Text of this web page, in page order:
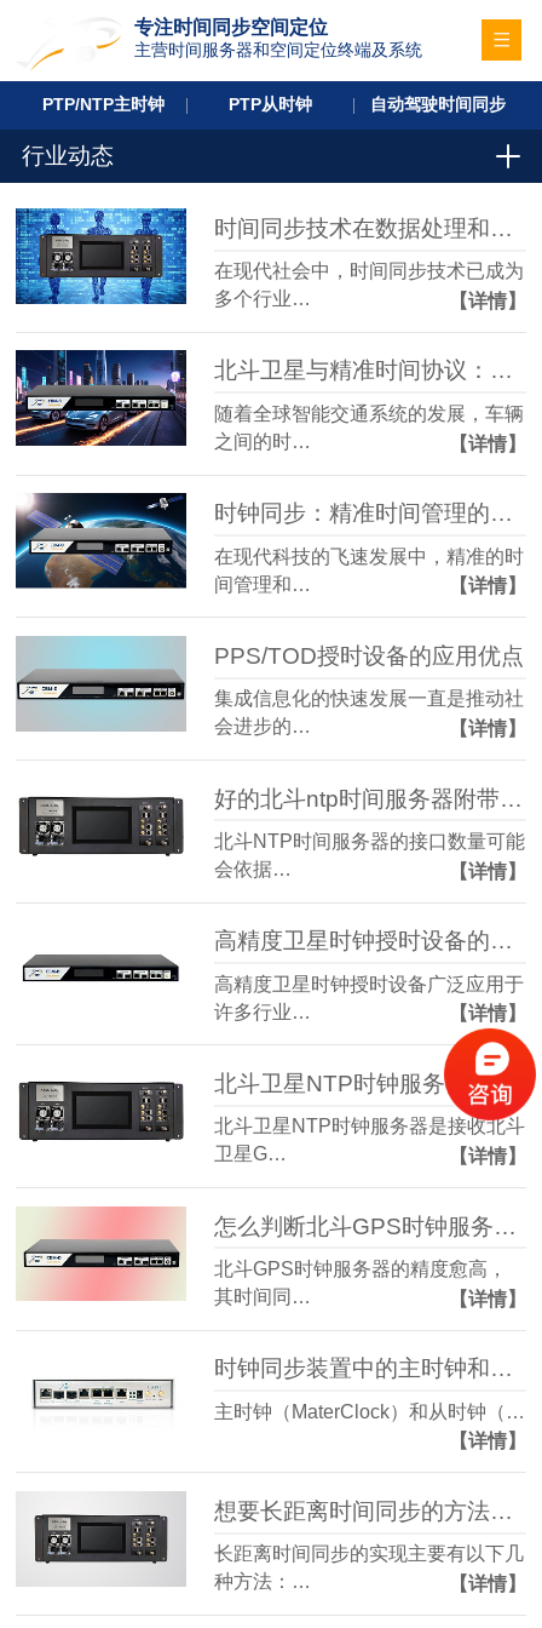
专注时间同步空间定位
主营时间服务器和空间定位终端及系统
PTP/NTP主时钟 PTP从时钟 自动驾驶时间同步
行业动态
时间同步技术在数据处理和能源行业中的关键应用
在现代社会中，时间同步技术已成为
多个行业…
【详情】
北斗卫星与精准时间协议：保障智能交通系统的关键
随着全球智能交通系统的发展，车辆
之间的时…
【详情】
时钟同步：精准时间管理的未来
在现代科技的飞速发展中，精准的时
间管理和…
【详情】
PPS/TOD授时设备的应用优点
集成信息化的快速发展一直是推动社
会进步的…
【详情】
好的北斗ntp时间服务器附带几个接口
北斗NTP时间服务器的接口数量可能
会依据…
【详情】
高精度卫星时钟授时设备的使用行业有哪些？
高精度卫星时钟授时设备广泛应用于
许多行业…
【详情】
北斗卫星NTP时钟服务器使用条件都有那些
北斗卫星NTP时钟服务器是接收北斗
卫星G…
【详情】
怎么判断北斗GPS时钟服务器的精度
北斗GPS时钟服务器的精度愈高，
其时间同…
【详情】
时钟同步装置中的主时钟和从时钟重要性有哪些？
主时钟（MaterClock）和从时钟（…
【详情】
想要长距离时间同步的方法有那些
长距离时间同步的实现主要有以下几
种方法：…
【详情】